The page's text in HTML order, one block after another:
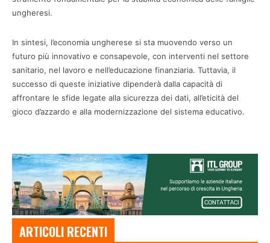
ungheresi.
In sintesi, l’economia ungherese si sta muovendo verso un
futuro più innovativo e consapevole, con interventi nel settore
sanitario, nel lavoro e nell’educazione finanziaria. Tuttavia, il
successo di queste iniziative dipenderà dalla capacità di
affrontare le sfide legate alla sicurezza dei dati, all’eticità del
gioco d’azzardo e alla modernizzazione del sistema educativo.
ARTICOLI RECENTI